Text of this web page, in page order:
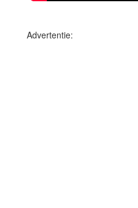
Advertentie: